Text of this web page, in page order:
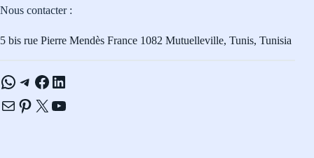
Nous contacter :
5 bis rue Pierre Mendès France 1082 Mutuelleville, Tunis, Tunisia
WhatsApp
Telegram
Facebook
LinkedIn
E-mailPinterest
X YouTube